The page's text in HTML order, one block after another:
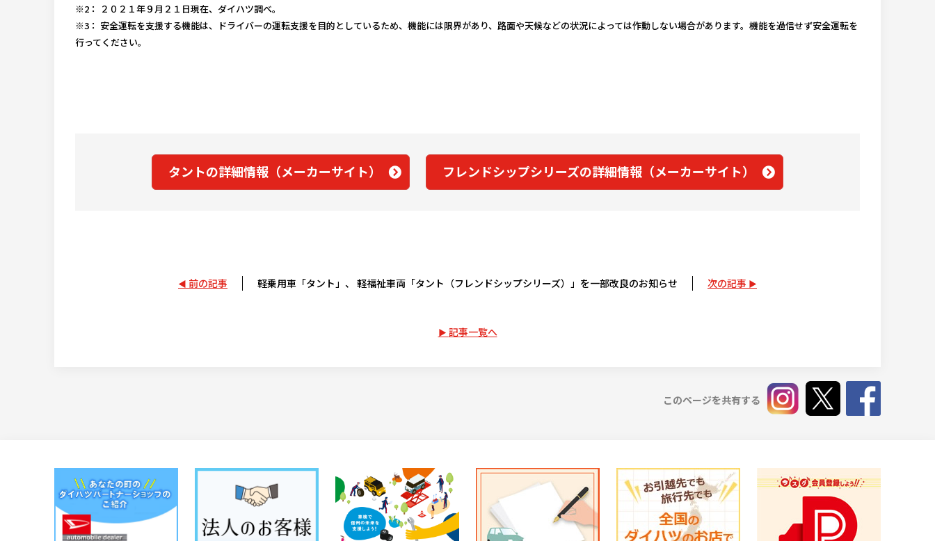
※2： ２０２１年９月２１日現在、ダイハツ調べ。
※3： 安全運転を支援する機能は、ドライバーの運転支援を目的としているため、機能には限界があり、路面や天候などの状況によっては作動しない場合があります。機能を過信せず安全運転を
行ってください。
タントの詳細情報（メーカーサイト） フレンドシップシリーズの詳細情報（メーカーサイト）
前の記事 軽乗用車「タント」、 軽福祉車両「タント（フレンドシップシリーズ）」を一部改良のお知らせ 次の記事
記事一覧へ
このページを共有する